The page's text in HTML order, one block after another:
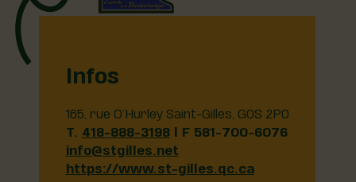
Infos
165, rue O’Hurley Saint-Gilles, G0S 2P0
T. 418-888-3198| F 581-700-6076
info@stgilles.net
https://www.st-gilles.qc.ca